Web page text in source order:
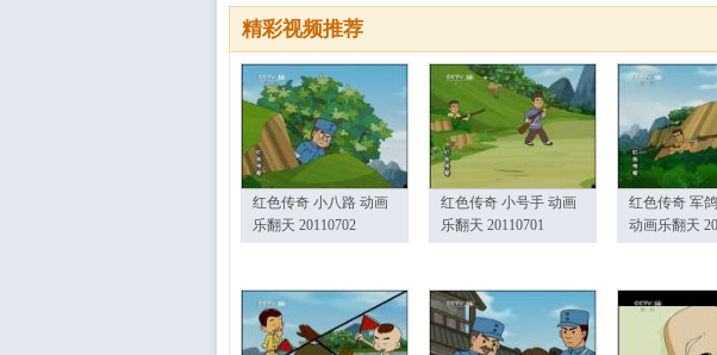
精彩视频推荐
红色传奇 小八路 动画
乐翻天 20110702
红色传奇 小号手 动画
乐翻天 20110701
红色传奇 军
动画乐翻天